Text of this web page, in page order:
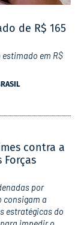
de R$ 165
estimado em R$
contra a
por
consigam a
estratégicas do